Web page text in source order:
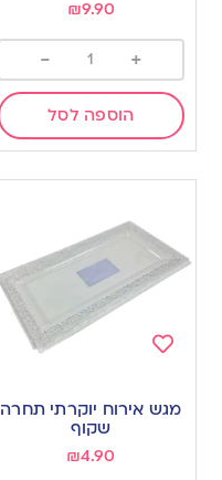
₪9.90
+
-
הוספה לסל
to
wishlist
מגש אירוח יוקרתי תחרה
שקוף
₪4.90